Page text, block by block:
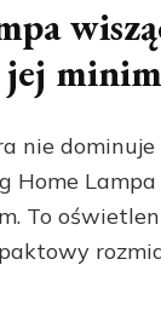
jej
nie
Home
To